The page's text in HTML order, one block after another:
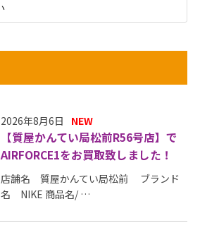
2026年8月6日 NEW
【質屋かんてい局松前R56号店】で
AIRFORCE1をお買取致しました！
店舗名 質屋かんてい局松前 ブランド
名 NIKE 商品名/ …